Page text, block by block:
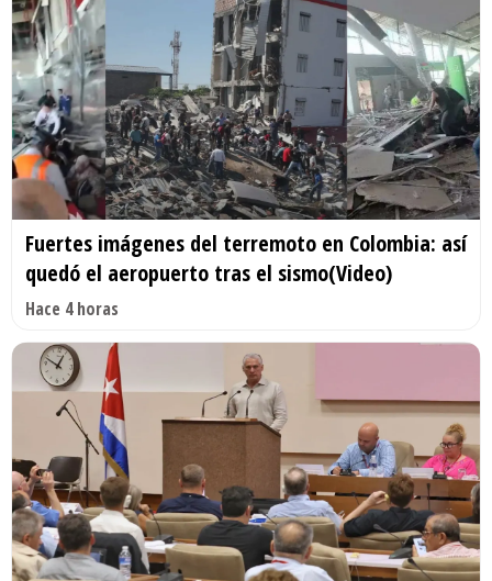
Fuertes imágenes del terremoto en Colombia: así
quedó el aeropuerto tras el sismo(Video)
Hace 4 horas